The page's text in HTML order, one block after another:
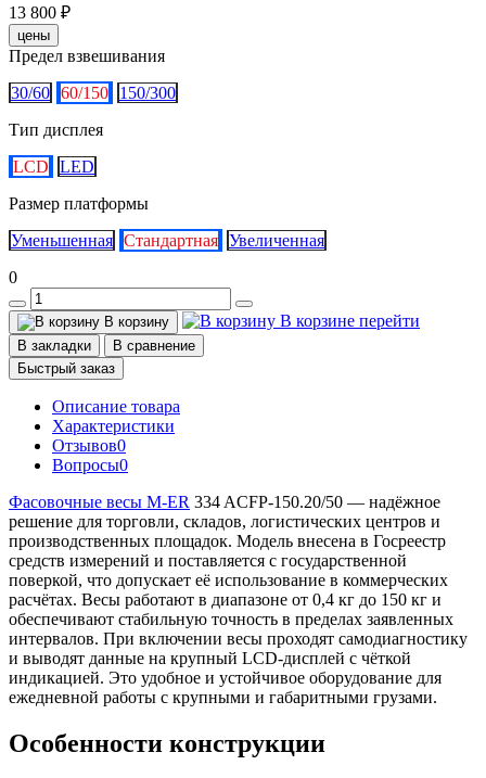
13 800 ₽
цены
Предел взвешивания
30/60 60/150
150/300
Тип дисплея
LCD
LED
Размер платформы
Уменьшенная Стандартная Увеличенная
0
В корзину В корзине перейти
В закладки
В сравнение
Быстрый заказ
Описание товара
Характеристики
Отзывов0
Вопросы0
Фасовочные весы M-ER 334 ACFP-150.20/50 — надёжное
решение для торговли, складов, логистических центров и
производственных площадок. Модель внесена в Госреестр
средств измерений и поставляется с государственной
поверкой, что допускает её использование в коммерческих
расчётах. Весы работают в диапазоне от 0,4 кг до 150 кг и
обеспечивают стабильную точность в пределах заявленных
интервалов. При включении весы проходят самодиагностику
и выводят данные на крупный LCD-дисплей с чёткой
индикацией. Это удобное и устойчивое оборудование для
ежедневной работы с крупными и габаритными грузами.
Особенности конструкции